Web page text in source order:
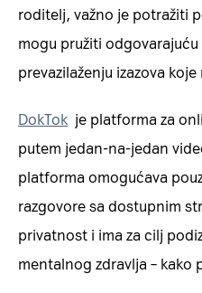
roditelj, važno je potražiti
mogu pružiti
prevazilaženju izazova
DokTokje platforma za
putem jedan-na-jedan
platforma omogućava
razgovore sa dostupnim
privatnost i ima za cilj
mentalnog zdravlja – kako